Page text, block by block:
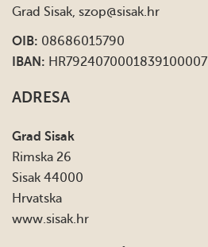
Grad Sisak, szop@sisak.hr
OIB: 08686015790
IBAN: HR7924070001839100007
ADRESA
Grad Sisak
Rimska 26
Sisak 44000
Hrvatska
www.sisak.hr